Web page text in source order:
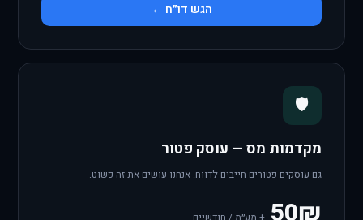
הגש דו״ח ←
🛡️
מקדמות מס — עוסק פטור
גם עוסקים פטורים חייבים לדווח. אנחנו עושים את זה פשוט.